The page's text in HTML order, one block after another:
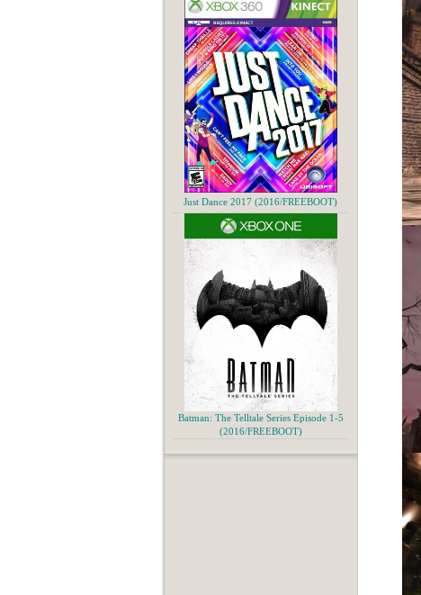
Just Dance 2017 (2016/FREEBOOT)
Batman: The Telltale Series Episode 1-5
(2016/FREEBOOT)